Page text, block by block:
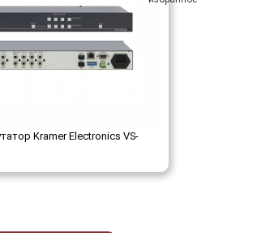
Kramer Electronics VS-